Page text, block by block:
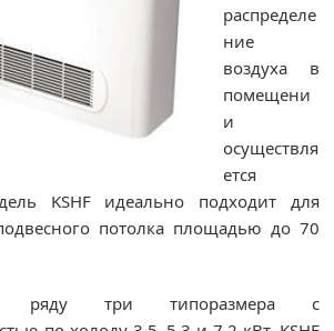
распределе
ние
воздуха в
помещени
и
осуществля
ется
KSHF идеально подходит для
потолка площадью до 70
ряду три типоразмера с